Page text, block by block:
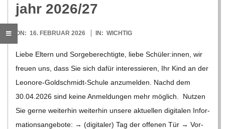
G
O
L
D
jahr 2026/​27
2026-
02-
ON: 16. FEBRUAR 2026 IN: WICHTIG
Liebe Eltern und Sor­ge­be­rech­tigte, liebe Schüler:innen, wir
freuen uns, dass Sie sich dafür inter­es­sie­ren, Ihr Kind an der
Leo­­nore-Gol­d­­schmidt-Schule anzu­mel­den. Nachd dem
30.04.2026 sind keine Anmel­dun­gen mehr mög­lich. Nut­zen
Sie gerne wei­ter­hin wei­ter­hin unsere aktu­el­len digi­ta­len Infor­
ma­ti­ons­an­ge­bote: → (digi­ta­ler) Tag der offe­nen Tür → Vor­